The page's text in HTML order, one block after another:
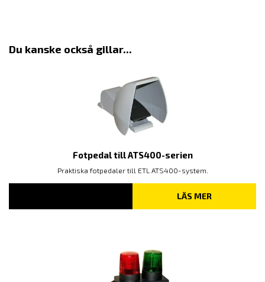
Du kanske också gillar...
Fotpedal till ATS400-serien
Praktiska fotpedaler till ETL ATS400-system.
LÄS MER